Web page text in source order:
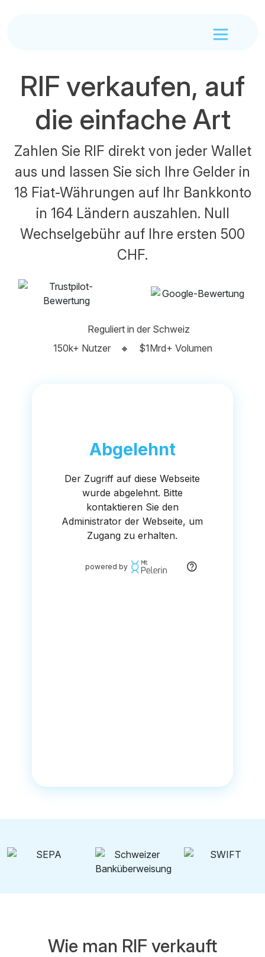
RIF verkaufen, auf
die einfache Art
Zahlen Sie RIF direkt von jeder Wallet
aus und lassen Sie sich Ihre Gelder in
18 Fiat-Währungen auf Ihr Bankkonto
in 164 Ländern auszahlen. Null
Wechselgebühr auf Ihre ersten 500
CHF.
Reguliert in der Schweiz
150k+ Nutzer
🔸 $1Mrd+ Volumen
Wie man RIF verkauft